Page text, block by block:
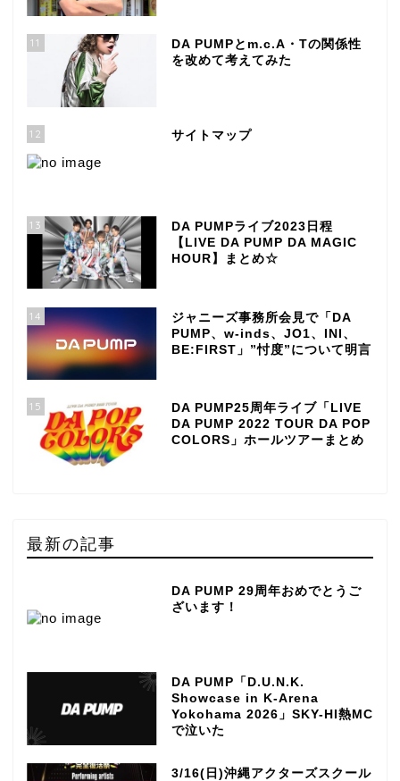
11
DA PUMPとm.c.A・Tの関係性
を改めて考えてみた
12 サイトマップ
13
DA PUMPライブ2023日程
【LIVE DA PUMP DA MAGIC
HOUR】まとめ☆
14
ジャニーズ事務所会見で「DA
PUMP、w-inds、JO1、INI、
BE:FIRST」”忖度”について明言
15
DA PUMP25周年ライブ「LIVE
DA PUMP 2022 TOUR DA POP
COLORS」ホールツアーまとめ
最新の記事
DA PUMP 29周年おめでとうご
ざいます！
DA PUMP「D.U.N.K.
Showcase in K-Arena
Yokohama 2026」SKY-HI熱MC
で泣いた
3/16(日)沖縄アクターズスクール